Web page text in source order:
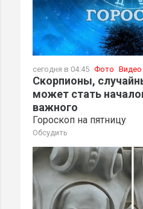
сегодня в 04:45 Фото Видео
Скорпионы,
может стать
важного
Гороскоп на пятницу
Обсудить